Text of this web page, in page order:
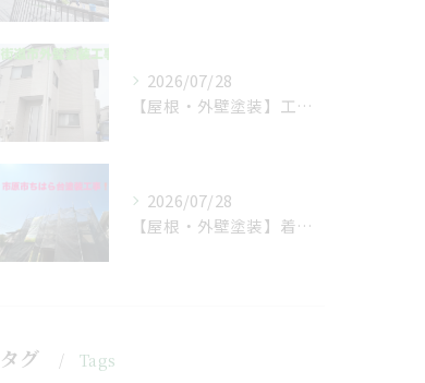
2026/07/28
【屋根・外壁塗装】工事着工しました❗️
2026/07/28
【屋根・外壁塗装】着工しました❗️
タグ Tags